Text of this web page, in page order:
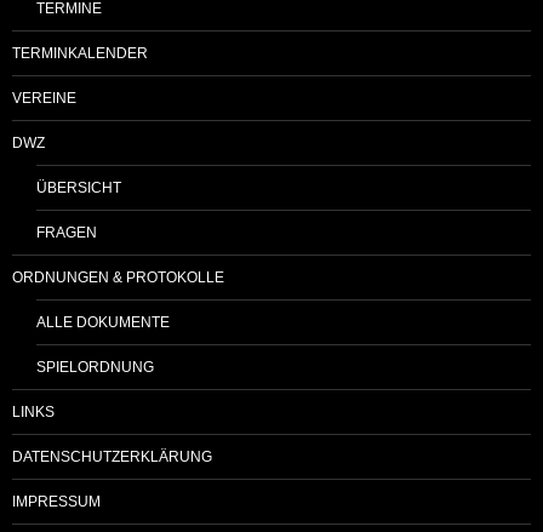
TERMINE
TERMINKALENDER
VEREINE
DWZ
ÜBERSICHT
FRAGEN
ORDNUNGEN & PROTOKOLLE
ALLE DOKUMENTE
SPIELORDNUNG
LINKS
DATENSCHUTZERKLÄRUNG
IMPRESSUM